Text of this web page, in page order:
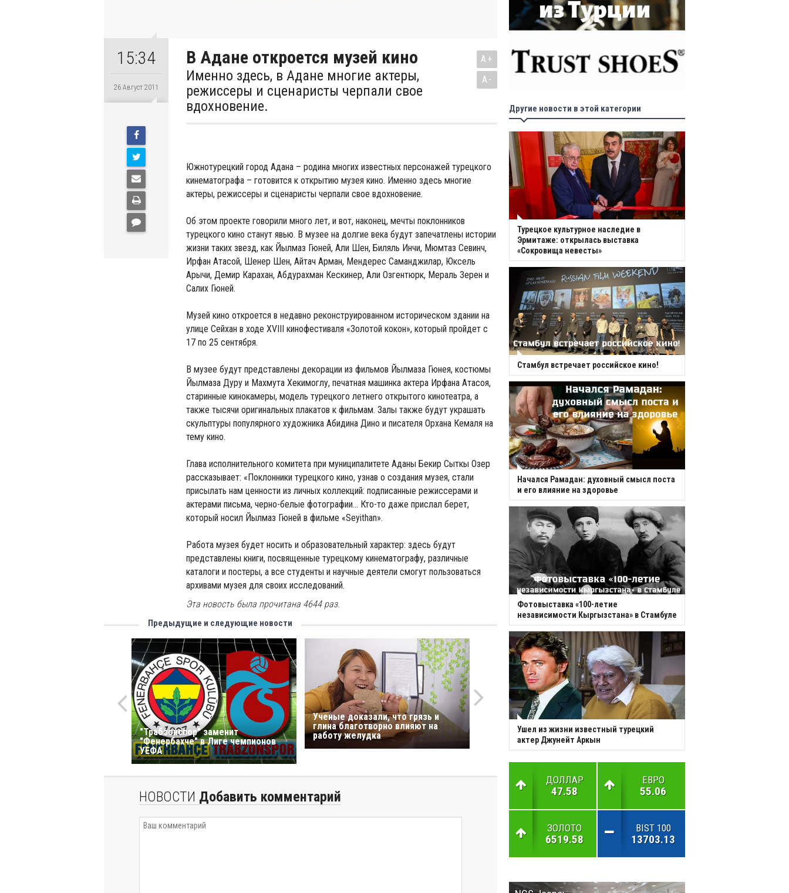
15:34
26 Август 2011
В Адане откроется музей кино
Именно здесь, в Адане многие актеры,
режиссеры и сценаристы черпали свое
вдохновение.
A+
A-
Южнотурецкий город Адана – родина многих известных персонажей турецкого
кинематографа – готовится к открытию музея кино. Именно здесь многие
актеры, режиссеры и сценаристы черпали свое вдохновение.
Об этом проекте говорили много лет, и вот, наконец, мечты поклонников
турецкого кино станут явью. В музее на долгие века будут запечатлены истории
жизни таких звезд, как Йылмаз Гюней, Али Шен, Биляль Инчи, Мюмтаз Севинч,
Ирфан Атасой, Шенер Шен, Айтач Арман, Мендерес Саманджилар, Юксель
Арычи, Демир Карахан, Абдурахман Кескинер, Али Озгентюрк, Мераль Зерен и
Салих Гюней.
Музей кино откроется в недавно реконструированном историческом здании на
улице Сейхан в ходе XVIII кинофестиваля «Золотой кокон», который пройдет с
17 по 25 сентября.
В музее будут представлены декорации из фильмов Йылмаза Гюнея, костюмы
Йылмаза Дуру и Махмута Хекимоглу, печатная машинка актера Ирфана Атасоя,
старинные кинокамеры, модель турецкого летнего открытого кинотеатра, а
также тысячи оригинальных плакатов к фильмам. Залы также будут украшать
скульптуры популярного художника Абидина Дино и писателя Орхана Кемаля на
тему кино.
Глава исполнительного комитета при муниципалитете Аданы Бекир Сыткы Озер
рассказывает: «Поклонники турецкого кино, узнав о создания музея, стали
присылать нам ценности из личных коллекций: подписанные режиссерами и
актерами письма, черно-белые фотографии... Кто-то даже прислал берет,
который носил Йылмаз Гюней в фильме «Seyithan».
Работа музея будет носить и образовательный характер: здесь будут
представлены книги, посвященные турецкому кинематографу, различные
каталоги и постеры, а все студенты и научные деятели смогут пользоваться
архивами музея для своих исследований.
Эта новость была прочитана 4644 раз.
Предыдущие и следующие новости
"Трабзонспор" заменит
"Фенербахче" в Лиге чемпионов
УЕФА
Ученые доказали, что грязь и
глина благотворно влияют на
работу желудка
НОВОСТИ Добавить комментарий
Другие новости в этой категории
Турецкое культурное наследие в
Эрмитаже: открылась выставка
«Сокровища невесты»
Стамбул встречает российское кино!
Начался Рамадан: духовный смысл поста
и его влияние на здоровье
Фотовыставка «100-летие
независимости Кыргызстана» в Стамбуле
Ушел из жизни известный турецкий
актер Джунейт Аркын
ДОЛЛАР
47.58
ЕВРО
55.06
ЗОЛОТО
6519.58
BIST 100
13703.13